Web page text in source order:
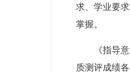
求、学业要
掌握。
《指导意见
质测评成绩